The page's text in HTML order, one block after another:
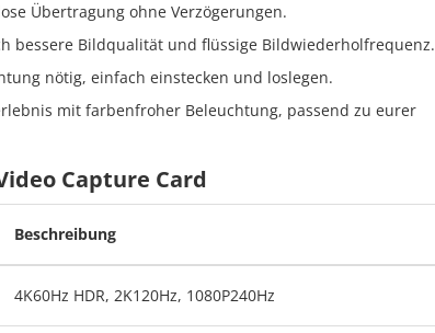
Übertragung ohne Verzögerungen.
bessere Bildqualität und flüssige Bildwiederholfrequenz.
nötig, einfach einstecken und loslegen.
mit farbenfroher Beleuchtung, passend zu eurer
Capture Card
Beschreibung
4K60Hz HDR, 2K120Hz, 1080P240Hz